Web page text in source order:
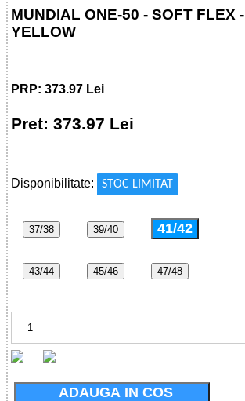
MUNDIAL ONE-50 - SOFT FLEX -
YELLOW
PRP: 373.97 Lei
Pret: 373.97 Lei
Disponibilitate:
STOC LIMITAT
37/38 39/40 41/42
43/44 45/46 47/48
ADAUGA IN COS